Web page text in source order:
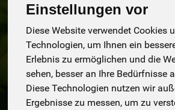
Einstellungen vor
Diese Website verwendet Cookies
Technologien, um Ihnen ein
Erlebnis zu ermöglichen und die
sehen, besser an Ihre Bedürfnisse
Diese Technologien nutzen wir
Ergebnisse zu messen, um zu
Hersteller